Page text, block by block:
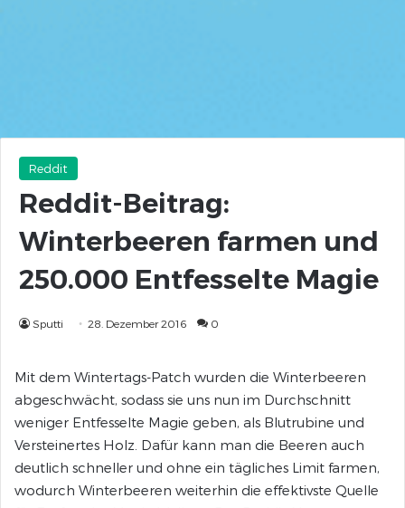
Reddit
Reddit-Beitrag:
Winterbeeren farmen und
250.000 Entfesselte Magie
Sputti 28. Dezember 2016 0
Mit dem Wintertags-Patch wurden die Winterbeeren
abgeschwächt, sodass sie uns nun im Durchschnitt
weniger Entfesselte Magie geben, als Blutrubine und
Versteinertes Holz. Dafür kann man die Beeren auch
deutlich schneller und ohne ein tägliches Limit farmen,
wodurch Winterbeeren weiterhin die effektivste Quelle